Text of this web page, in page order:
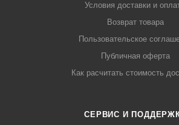
Условия доставки и
Возврат товара
Пользовательское
Публичная оферта
Как расчитать стоимость
СЕРВИС И